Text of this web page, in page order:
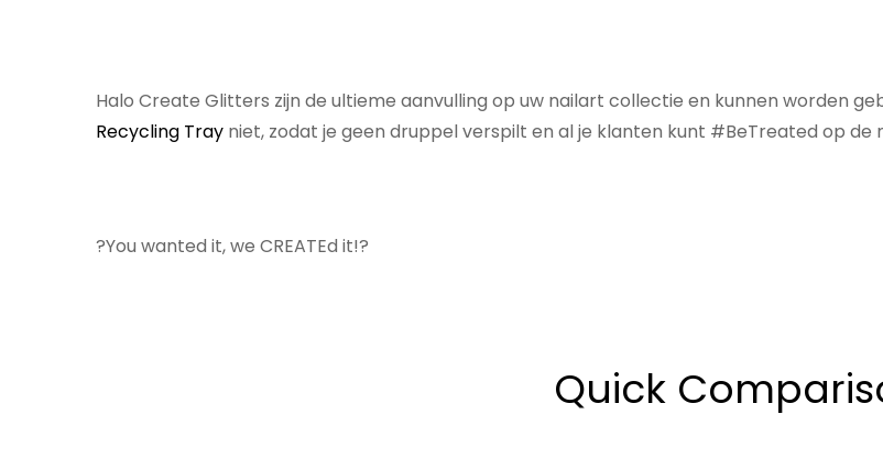
Halo Create Glitters zijn de ultieme aanvulling op uw nailart collectie en kunnen worden
Recycling Tray niet, zodat je geen druppel verspilt en al je klanten kunt #BeTreated op de
?You wanted it, we CREATEd it!?
Quick